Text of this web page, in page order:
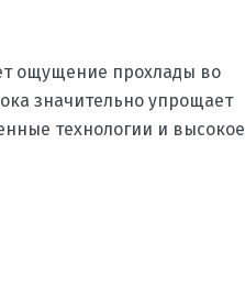
ощущение прохлады во
значительно упрощает
технологии и высокое